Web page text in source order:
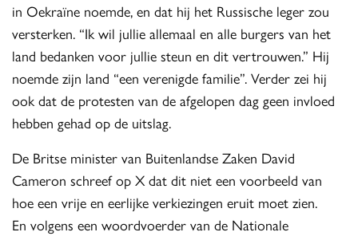
in Oekraïne noemde, en dat hij het Russische leger zou
versterken. “Ik wil jullie allemaal en alle burgers van het
land bedanken voor jullie steun en dit vertrouwen.” Hij
noemde zijn land “een verenigde familie”. Verder zei hij
ook dat de protesten van de afgelopen dag geen invloed
hebben gehad op de uitslag.
De Britse minister van Buitenlandse Zaken David
Cameron schreef op X dat dit niet een voorbeeld van
hoe een vrije en eerlijke verkiezingen eruit moet zien.
En volgens een woordvoerder van de Nationale